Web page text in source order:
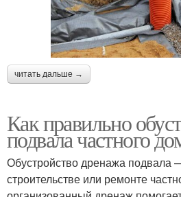
читать дальше →
Как правильно
подвала частного
Обустройство дренажа подвала
строительстве или ремонте